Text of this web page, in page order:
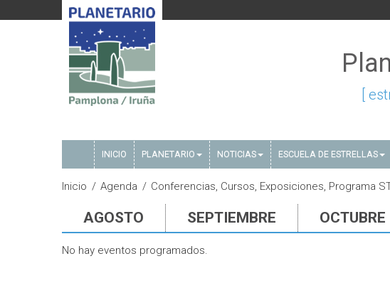
[
INICIO PLANETARIO NOTICIAS ESCUELA DE ESTRELLAS
Inicio Agenda Conferencias, Cursos, Exposiciones, Programa
AGOSTO SEPTIEMBRE OCTUBRE
No hay eventos programados.